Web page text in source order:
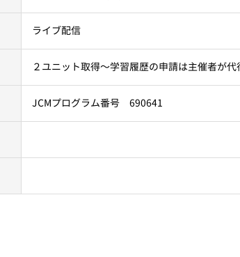
ライブ配信
２ユニット取得～学習履歴の申請は主催者が代
JCMプログラム番号 690641